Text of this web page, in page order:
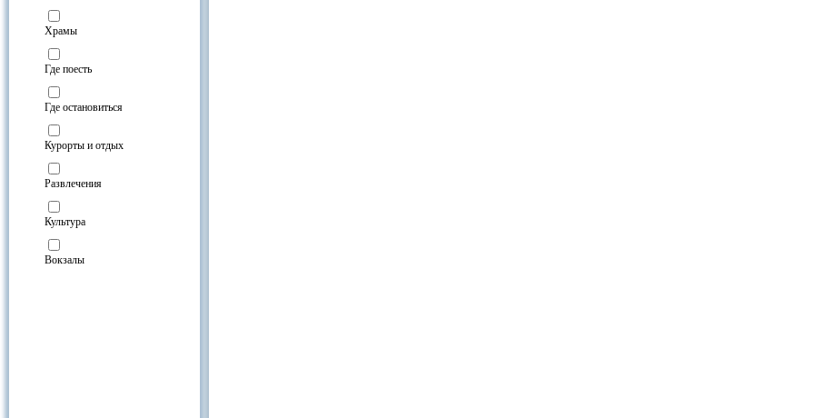
Храмы
Где поесть
Где остановиться
Курорты и отдых
Развлечения
Культура
Вокзалы